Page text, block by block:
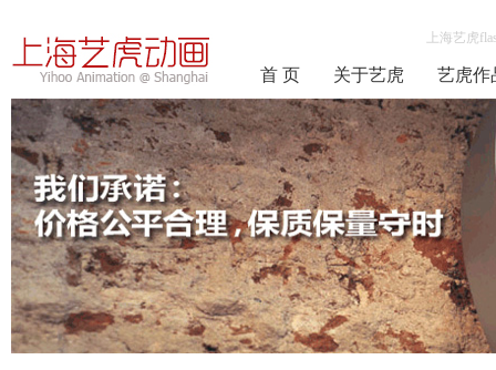
上海艺虎
首 页 关于艺虎 艺虎作